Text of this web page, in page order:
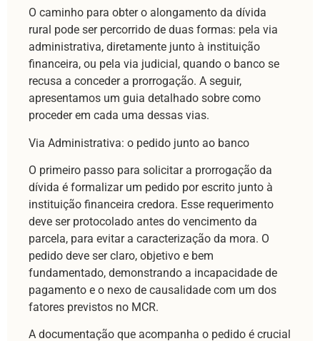
O caminho para obter o alongamento da dívida
rural pode ser percorrido de duas formas: pela via
administrativa, diretamente junto à instituição
financeira, ou pela via judicial, quando o banco se
recusa a conceder a prorrogação. A seguir,
apresentamos um guia detalhado sobre como
proceder em cada uma dessas vias.
Via Administrativa: o pedido junto ao banco
O primeiro passo para solicitar a prorrogação da
dívida é formalizar um pedido por escrito junto à
instituição financeira credora. Esse requerimento
deve ser protocolado antes do vencimento da
parcela, para evitar a caracterização da mora. O
pedido deve ser claro, objetivo e bem
fundamentado, demonstrando a incapacidade de
pagamento e o nexo de causalidade com um dos
fatores previstos no MCR.
A documentação que acompanha o pedido é crucial